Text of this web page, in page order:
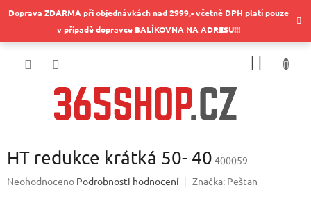
naDoprava ZDARMA při objednávkách nad 2999,- včetně DPH platí pouze
v případě dopravce BALÍKOVNA NA ADRESU!!!
HT redukce krátká 50- 40 400059
Průměrné
Neohodnoceno Podrobnosti hodnocení Značka: Peštan